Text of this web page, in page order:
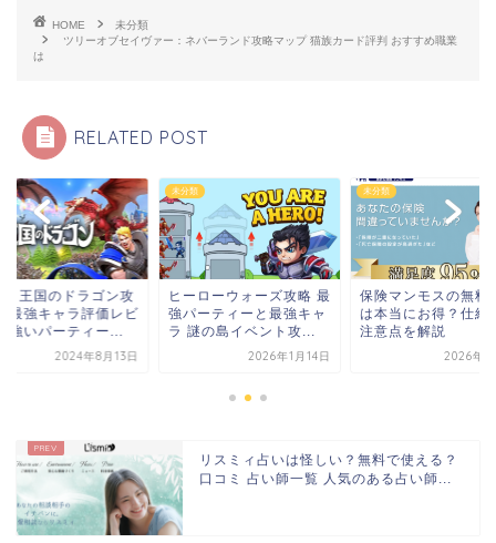
HOME
未分類
ツリーオブセイヴァー：ネバーランド攻略マップ 猫族カード評判 おすすめ職業
は
RELATED POST
！王国のドラゴン攻
最強キャラ評価レビ
強いパーティー...
2024年8月13日
未分類
ヒーローウォーズ攻略 最
強パーティーと最強キャ
ラ 謎の島イベント攻...
2026年1月14日
未分類
保険マンモスの無料
は本当にお得？仕組
注意点を解説
2026年4
リスミィ占いは怪しい？無料で使える？
口コミ 占い師一覧 人気のある占い師...